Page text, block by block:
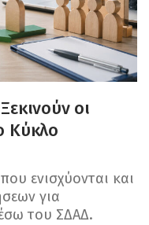
οι
Κύκλο
ενισχύονται και
για
του ΣΔΑΔ.